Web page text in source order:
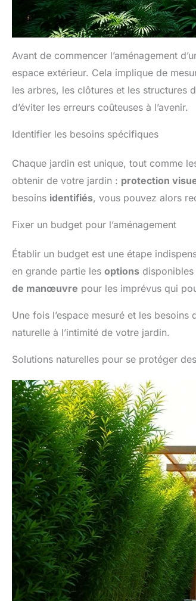
Avant de commencer l’aménagement
espace extérieur. Cela implique de
les arbres, les clôtures et les structures
d’éviter les erreurs coûteuses à l’avenir.
Identifier les besoins spécifiques
Chaque jardin est unique, tout comme
obtenir de votre jardin : protection
besoins identifiés, vous pouvez alors
Fixer un budget pour l’aménagement
Établir un budget est une étape
en grande partie les options
de manœuvre pour les imprévus qui
Une fois l’espace mesuré et les
naturelle à l’intimité de votre jardin.
Solutions naturelles pour se protéger